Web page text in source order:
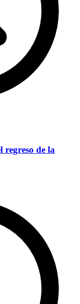
regreso de la